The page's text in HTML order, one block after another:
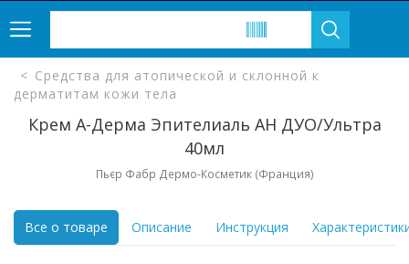
Средства для атопической и склонной к
дерматитам кожи тела
Крем А-Дерма Эпителиаль АН ДУО/Ультра
40мл
Пьєр Фабр Дермо-Косметик (Франция)
Все о товаре Описание Инструкция